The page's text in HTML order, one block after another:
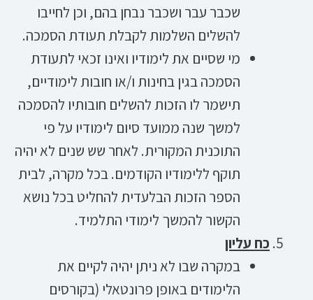
שכבר עבר ושכבר נבחן בהם, וכן לחייבו
להשלים השלמות לקבלת תעודת הסמכה.
מי שסיים את לימודיו ואינו זכאי לתעודת
הסמכה בגין בחינות ו/או חובות לימודיים,
תישמר לו הזכות להשלים חובותיו להסמכה
למשך שנה ממועד סיום לימודיו על פי
התוכנית המקורית. לאחר שש שנים לא יהיה
תוקף ללימודיו הקודמים. בכל מקרה, לבית
הספר הזכות הבלעדית להחליט בכל נושא
הקשור להמשך לימודי התלמיד.
כח עליון
במקרה שבו לא ניתן יהיה לקיים את
הלימודים באופן פרונטאלי (בקורסים